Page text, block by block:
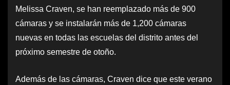
Melissa Craven, se han reemplazado más de 900
cámaras y se instalarán más de 1,200 cámaras
nuevas en todas las escuelas del distrito antes del
próximo semestre de otoño.
Además de las cámaras, Craven dice que este verano